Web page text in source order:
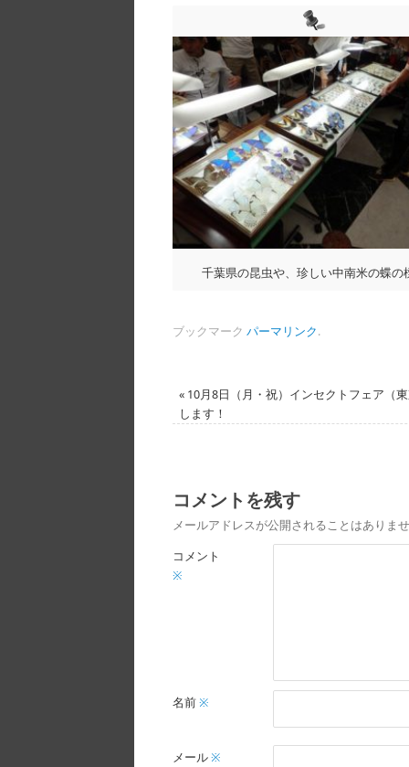
千葉県の昆虫や、珍しい中南米の蝶の
ブックマーク パーマリンク.
« 10月8日（月・祝）インセクトフェア（
します！
コメントを残す
メールアドレスが公開されることはありま
コメント
※
名前※
メール※